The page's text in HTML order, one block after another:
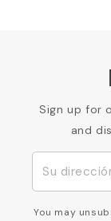
Sign up for
and
You may